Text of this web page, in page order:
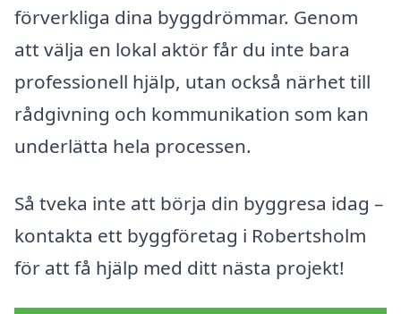
förverkliga dina byggdrömmar. Genom
att välja en lokal aktör får du inte bara
professionell hjälp, utan också närhet till
rådgivning och kommunikation som kan
underlätta hela processen.
Så tveka inte att börja din byggresa idag –
kontakta ett byggföretag i Robertsholm
för att få hjälp med ditt nästa projekt!